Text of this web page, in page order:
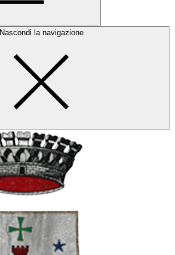
Nascondi la navigazione